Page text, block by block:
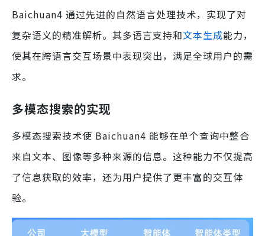
Baichuan4 通过先进的自然语言处理技术，实现了对
复杂语义的精准解析。其多语言支持和文本生成能力，
使其在跨语言交互场景中表现突出，满足全球用户的需
求。
多模态搜索的实现
多模态搜索技术使 Baichuan4 能够在单个查询中整合
来自文本、图像等多种来源的信息。这种能力不仅提高
了信息获取的效率，还为用户提供了更丰富的交互体
验。